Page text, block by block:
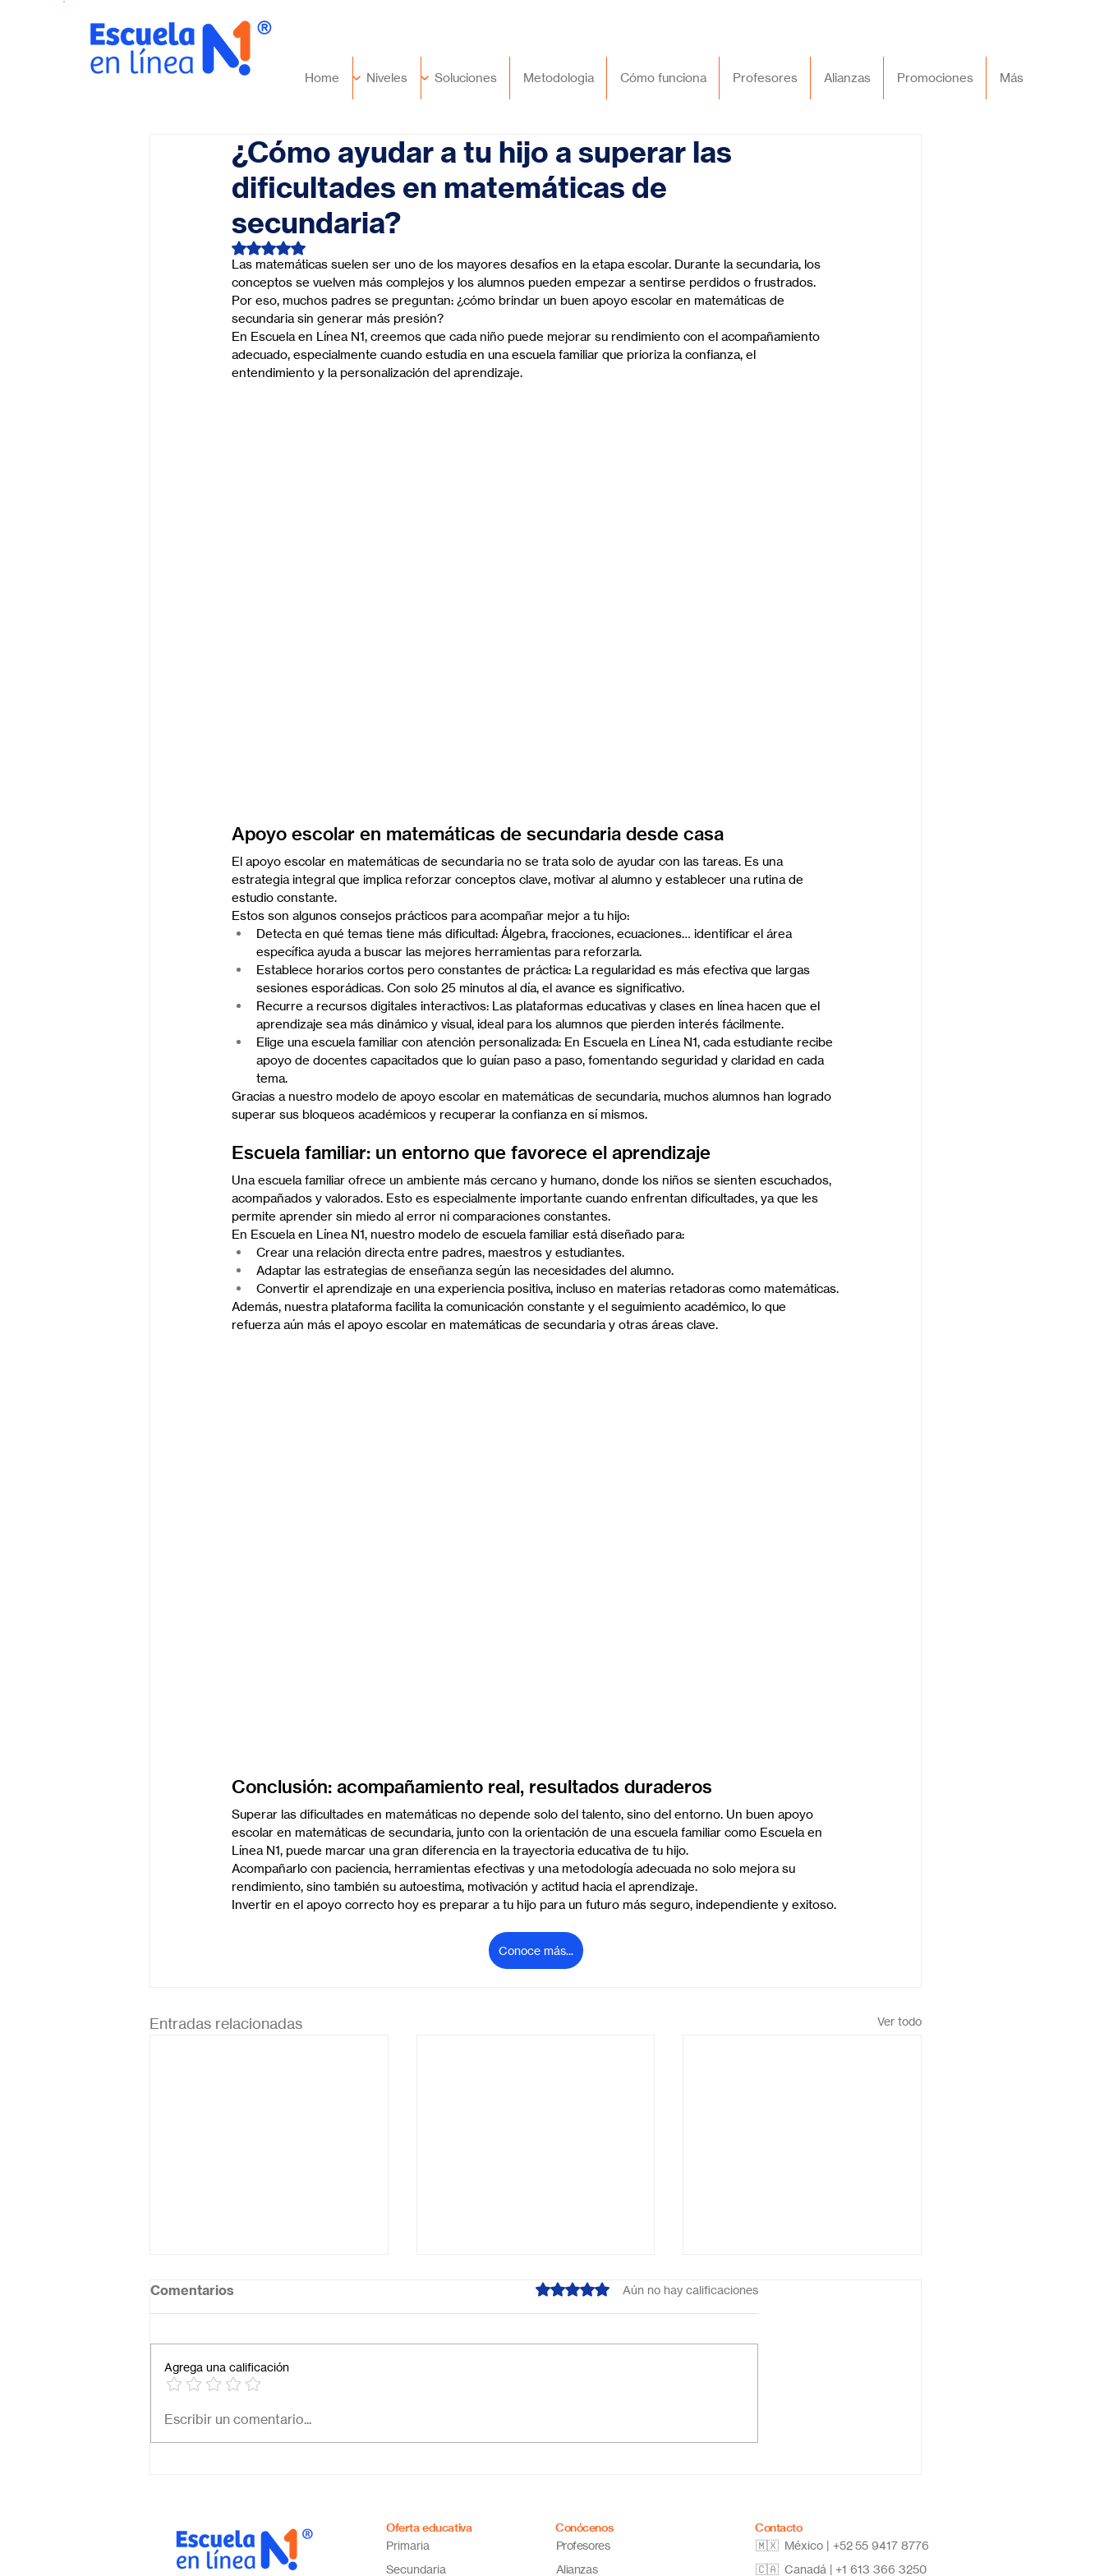
Home Niveles Soluciones Metodologia Cómo funciona Profesores Alianzas Promociones Más
¿Cómo ayudar a tu hijo a superar las
dificultades en matemáticas de
secundaria?
Obtuvo NaN de 5 estrellas.
Las matemáticas suelen ser uno de los mayores desafíos en la etapa escolar. Durante la secundaria, los
conceptos se vuelven más complejos y los alumnos pueden empezar a sentirse perdidos o frustrados.
Por eso, muchos padres se preguntan: ¿cómo brindar un buen apoyo escolar en matemáticas de
secundaria sin generar más presión?
En Escuela en Línea N1, creemos que cada niño puede mejorar su rendimiento con el acompañamiento
adecuado, especialmente cuando estudia en una escuela familiar que prioriza la confianza, el
entendimiento y la personalización del aprendizaje.
Apoyo escolar en matemáticas de secundaria desde casa
El apoyo escolar en matemáticas de secundaria no se trata solo de ayudar con las tareas. Es una
estrategia integral que implica reforzar conceptos clave, motivar al alumno y establecer una rutina de
estudio constante.
Estos son algunos consejos prácticos para acompañar mejor a tu hijo:
Detecta en qué temas tiene más dificultad: Álgebra, fracciones, ecuaciones… identificar el área
específica ayuda a buscar las mejores herramientas para reforzarla.
Establece horarios cortos pero constantes de práctica: La regularidad es más efectiva que largas
sesiones esporádicas. Con solo 25 minutos al día, el avance es significativo.
Recurre a recursos digitales interactivos: Las plataformas educativas y clases en línea hacen que el
aprendizaje sea más dinámico y visual, ideal para los alumnos que pierden interés fácilmente.
Elige una escuela familiar con atención personalizada: En Escuela en Línea N1, cada estudiante recibe
apoyo de docentes capacitados que lo guían paso a paso, fomentando seguridad y claridad en cada
tema.
Gracias a nuestro modelo de apoyo escolar en matemáticas de secundaria, muchos alumnos han logrado
superar sus bloqueos académicos y recuperar la confianza en sí mismos.
Escuela familiar: un entorno que favorece el aprendizaje
Una escuela familiar ofrece un ambiente más cercano y humano, donde los niños se sienten escuchados,
acompañados y valorados. Esto es especialmente importante cuando enfrentan dificultades, ya que les
permite aprender sin miedo al error ni comparaciones constantes.
En Escuela en Línea N1, nuestro modelo de escuela familiar está diseñado para:
Crear una relación directa entre padres, maestros y estudiantes.
Adaptar las estrategias de enseñanza según las necesidades del alumno.
Convertir el aprendizaje en una experiencia positiva, incluso en materias retadoras como matemáticas.
Además, nuestra plataforma facilita la comunicación constante y el seguimiento académico, lo que
refuerza aún más el apoyo escolar en matemáticas de secundaria y otras áreas clave.
Conclusión: acompañamiento real, resultados duraderos
Superar las dificultades en matemáticas no depende solo del talento, sino del entorno. Un buen apoyo
escolar en matemáticas de secundaria, junto con la orientación de una escuela familiar como Escuela en
Línea N1, puede marcar una gran diferencia en la trayectoria educativa de tu hijo.
Acompañarlo con paciencia, herramientas efectivas y una metodología adecuada no solo mejora su
rendimiento, sino también su autoestima, motivación y actitud hacia el aprendizaje.
Invertir en el apoyo correcto hoy es preparar a tu hijo para un futuro más seguro, independiente y exitoso.
Conoce más...
Entradas relacionadas Ver todo
Necesito una secundaria
Comentarios Obtuvo 0 de 5 estrellas.Aún no hay calificaciones
Agrega una calificación
Escribir un comentario...
Oferta educativa
Primaria
Secundaria
Conócenos
Profesores
Alianzas
Contacto
🇲🇽 México | +5255 9417 8776
🇨🇦 Canadá | +1 613 366 3250